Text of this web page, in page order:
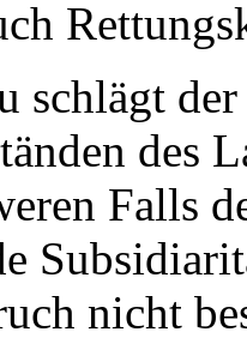
schlägt
des
Falls
nicht